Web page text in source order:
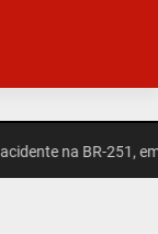
na BR-251, em